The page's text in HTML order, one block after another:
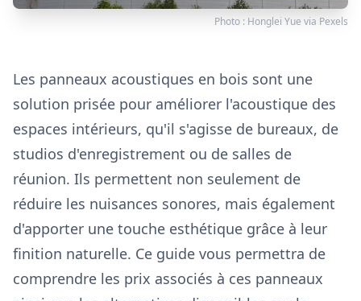
Photo : Honglei Yue via Pexels
Les panneaux acoustiques en bois sont une
solution prisée pour améliorer l'acoustique des
espaces intérieurs, qu'il s'agisse de bureaux, de
studios d'enregistrement ou de salles de
réunion. Ils permettent non seulement de
réduire les nuisances sonores, mais également
d'apporter une touche esthétique grâce à leur
finition naturelle. Ce guide vous permettra de
comprendre les prix associés à ces panneaux